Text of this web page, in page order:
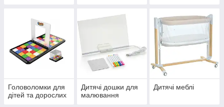
Головоломки для
дітей та дорослих
Дитячі дошки для
малювання
Дитячі меблі